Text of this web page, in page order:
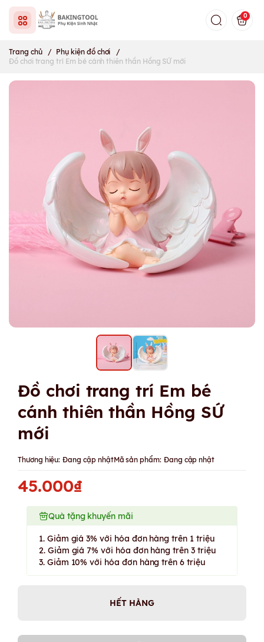
0
Trang chủ / Phụ kiện đồ chơi
/
Đồ chơi trang trí Em bé cánh thiên thần Hồng SỨ mới
Đồ chơi trang trí Em bé
cánh thiên thần Hồng SỨ
mới
Thương hiệu: Đang cập nhậtMã sản phẩm: Đang cập nhật
45.000₫
Quà tặng khuyến mãi
1. Giảm giá 3% với hóa đơn hàng trên 1 triệu
2. Giảm giá 7% với hóa đơn hàng trên 3 triệu
3. Giảm 10% với hóa đơn hàng trên 6 triệu
HẾT HÀNG